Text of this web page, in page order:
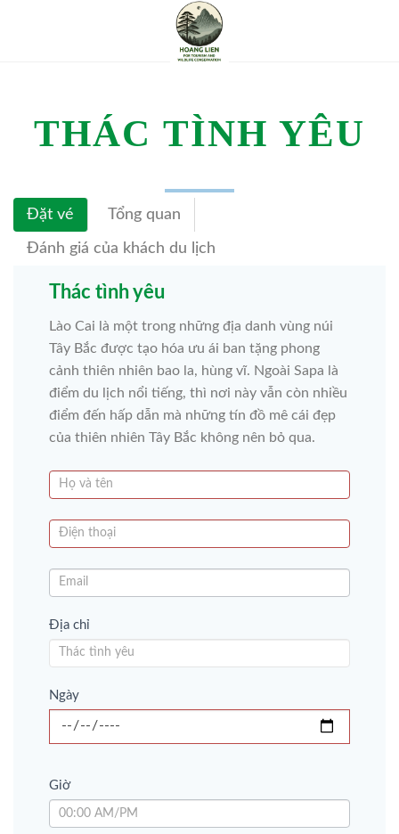
THÁC TÌNH YÊU
Đặt vé Tổng quan
Đánh giá của khách du lịch
Thác tình yêu
Lào Cai là một trong những địa danh vùng núi
Tây Bắc được tạo hóa ưu ái ban tặng phong
cảnh thiên nhiên bao la, hùng vĩ. Ngoài Sapa là
điểm du lịch nổi tiếng, thì nơi này vẫn còn nhiều
điểm đến hấp dẫn mà những tín đồ mê cái đẹp
của thiên nhiên Tây Bắc không nên bỏ qua.
Địa chỉ
Ngày
Giờ